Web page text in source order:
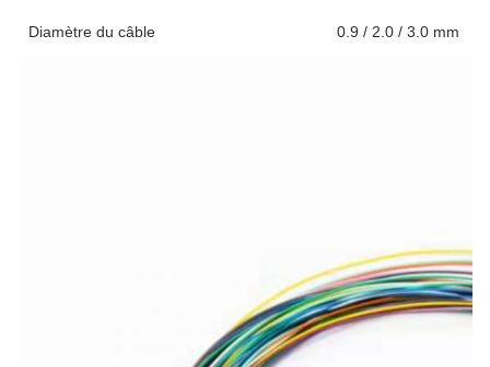
Diamètre du câble 0.9 / 2.0 / 3.0 mm